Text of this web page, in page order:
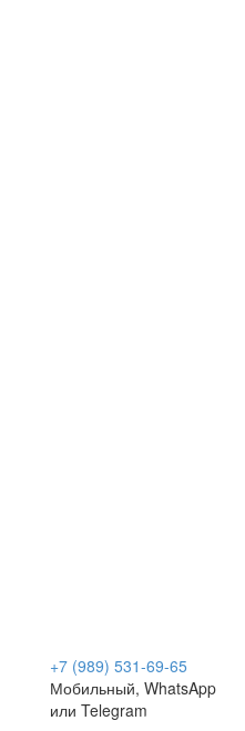
+7 (989) 531-69-65
Мобильный, WhatsApp
или Telegram